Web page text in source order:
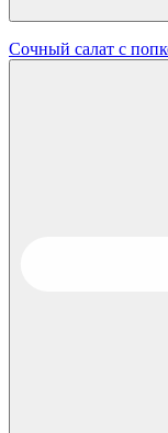
Сочный салат с